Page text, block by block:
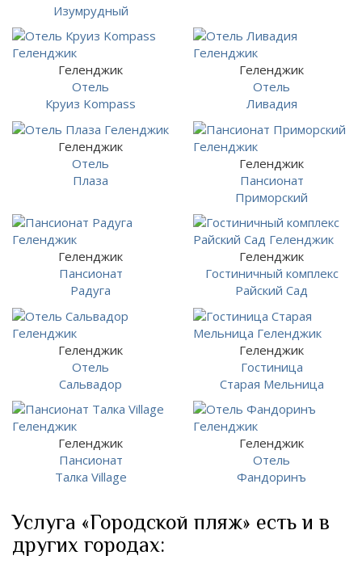
Изумрудный
Геленджик
Отель
Круиз Kompass
Геленджик
Отель
Ливадия
Геленджик
Отель
Плаза
Геленджик
Пансионат
Приморский
Геленджик
Пансионат
Радуга
Геленджик
Гостиничный комплекс
Райский Сад
Геленджик
Отель
Сальвадор
Геленджик
Гостиница
Старая Мельница
Геленджик
Пансионат
Талка Village
Геленджик
Отель
Фандоринъ
Услуга «Городской пляж» есть и в
других городах: